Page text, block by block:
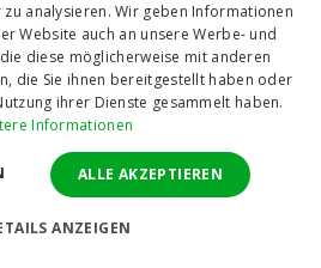
analysieren. Wir geben Informationen
Website auch an unsere Werbe- und
diese möglicherweise mit anderen
die Sie ihnen bereitgestellt haben oder
ihrer Dienste gesammelt haben.
Informationen
ALLE AKZEPTIEREN
ANZEIGEN